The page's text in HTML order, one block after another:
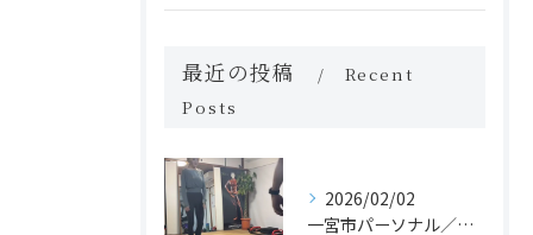
最近の投稿
Recent
Posts
2026/02/02
一宮市パーソナル／カイロのジムでヨガレッスンがスタート！？